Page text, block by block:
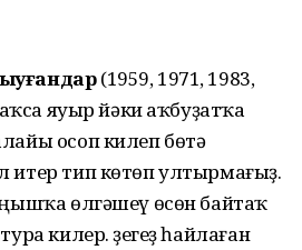
(1959, 1971, 1983,
яуыр йәки аҡбуҙатҡа
осоп килеп бөтә
итер тип көтөп ултырмағыҙ.
өлгәшеү өсөн байтаҡ
килер. Үҙегеҙ һайлаған